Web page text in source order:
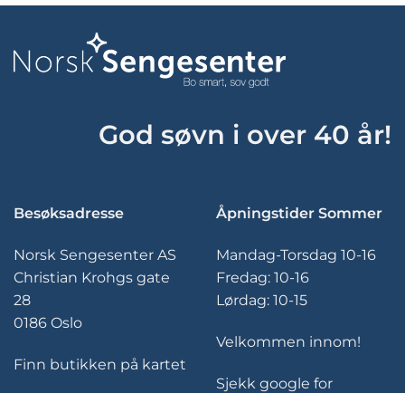
God søvn i over 40 år!
Besøksadresse
Norsk Sengesenter AS
Christian Krohgs gate
28
0186 Oslo
Finn butikken på kartet
Åpningstider Sommer
Mandag-Torsdag 10-16
Fredag: 10-16
Lørdag: 10-15
Velkommen innom!
Sjekk google for